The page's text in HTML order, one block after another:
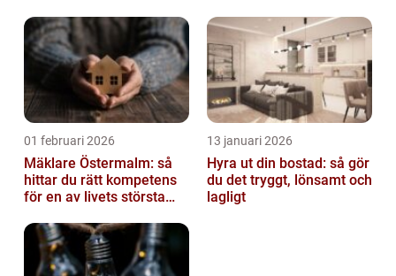
01 februari 2026
Mäklare Östermalm: så
hittar du rätt kompetens
för en av livets största
13 januari 2026
Hyra ut din bostad: så gör
du det tryggt, lönsamt och
lagligt